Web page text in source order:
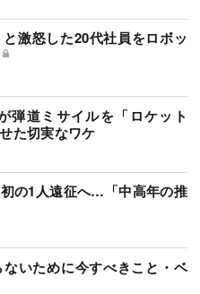
激怒した20代社員をロボッ
道ミサイルを「ロケット
た切実なワケ
の1人遠征へ…「中高年の推
ないために今すべきこと・ベ